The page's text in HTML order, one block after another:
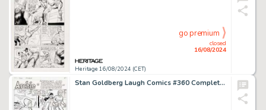
Heritage 16/08/2024 (CET)
closed
16/08/2024
go premium
Stan Goldberg Laugh Comics #360 Complete 5-Page Story "First-Aid Charade" Original Art (Archie, 1981). (Total: 5 Original Art)